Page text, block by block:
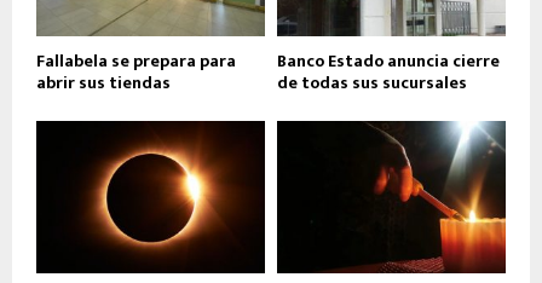
Fallabela se prepara para
abrir sus tiendas
Banco Estado anuncia cierre
de todas sus sucursales